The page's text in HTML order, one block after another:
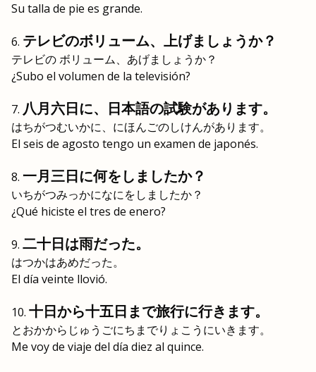
Su talla de pie es grande.
テレビのボリューム、上げましょうか？
テレビの ボリューム、あげましょうか？
¿Subo el volumen de la televisión?
八月六日に、日本語の試験があります。
はちがつむいかに、にほんごのしけんがあります。
El seis de agosto tengo un examen de japonés.
一月三日に何をしましたか？
いちがつみっかになにをしましたか？
¿Qué hiciste el tres de enero?
二十日は雨だった。
はつかはあめだった。
El día veinte llovió.
十日から十五日まで旅行に行きます。
とおかからじゅうごにちまでりょこうにいきます。
Me voy de viaje del día diez al quince.